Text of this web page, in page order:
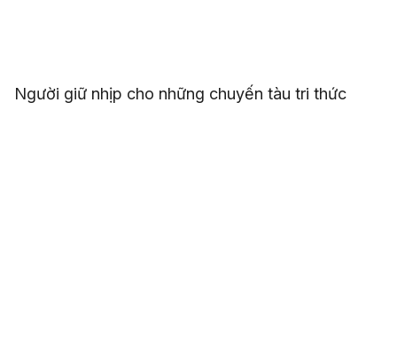
Người giữ nhịp cho những chuyến tàu tri thức